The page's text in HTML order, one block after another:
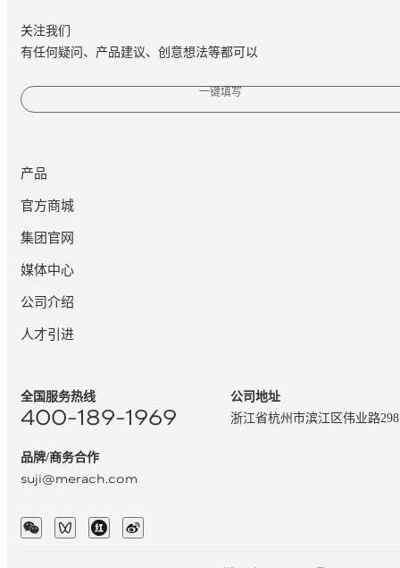
关注我们
有任何疑问、产品建议、创意想法等都可以
一键填写
产品
官方商城
集团官网
媒体中心
公司介绍
人才引进
全国服务热线
400-189-1969
品牌/商务合作
suji@merach.com
公司地址
浙江省杭州市滨江区伟业路